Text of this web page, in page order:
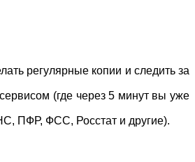
регулярные копии и следить за
(где через 5 минут вы уже
ПФР, ФСС, Росстат и другие).